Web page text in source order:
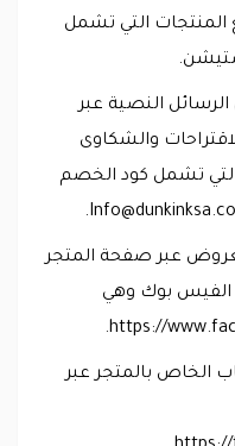
المنتجات التي تشمل
الرسائل النصية عبر
والشكاوى
تشمل كود الخصم
.
عبر صفحة المتجر
الفيس بوك وهي
https://
الخاص بالمتجر عبر